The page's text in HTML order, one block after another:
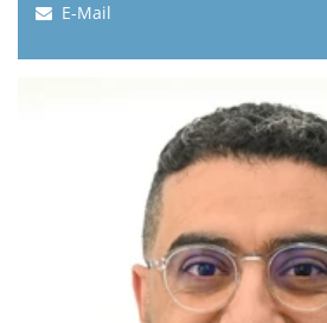
E-Mail